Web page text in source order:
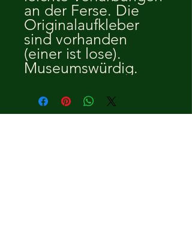
an der Ferse. Die
Originalaufkleber
sind vorhanden
(einer ist lose).
Museumswürdig.